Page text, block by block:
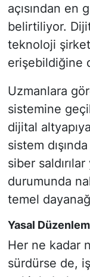
açısından en
belirtiliyor.
teknoloji
erişebildiğine
Uzmanlara
sistemine
dijital
sistem
siber
durumunda
temel
Yasal
Her ne kadar
sürdürse de,